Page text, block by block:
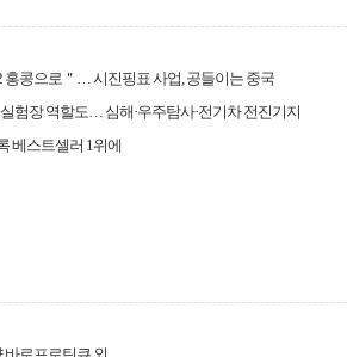
홍콩으로＂… 시진핑표 사업, 공들이는 중국
험장 역할도… 심해·우주탐사·전기차 전진기지
베스트셀러 1위에